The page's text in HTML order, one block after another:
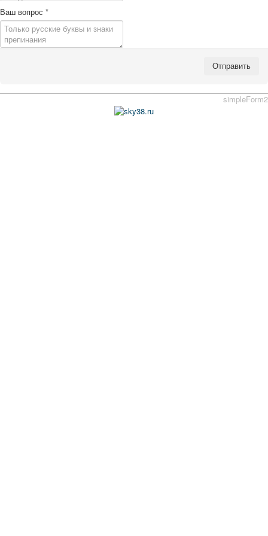
Ваш вопрос *
Отправить
simpleForm2